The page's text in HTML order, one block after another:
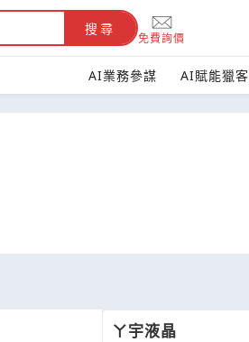
搜尋
免費詢價
AI業務參謀 AI賦能獵客
ㄚ宇液晶